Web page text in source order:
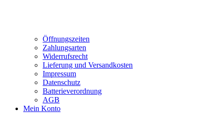
Öffnungszeiten
Zahlungsarten
Widerrufsrecht
Lieferung und Versandkosten
Impressum
Datenschutz
Batterieverordnung
AGB
Mein Konto